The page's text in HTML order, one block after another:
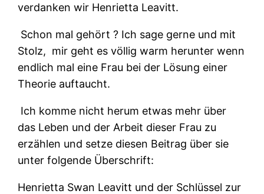
verdanken wir Henrietta Leavitt.
Schon mal gehört ? Ich sage gerne und mit
Stolz, mir geht es völlig warm herunter wenn
endlich mal eine Frau bei der Lösung einer
Theorie auftaucht.
Ich komme nicht herum etwas mehr über
das Leben und der Arbeit dieser Frau zu
erzählen und setze diesen Beitrag über sie
unter folgende Überschrift:
Henrietta Swan Leavitt und der Schlüssel zur